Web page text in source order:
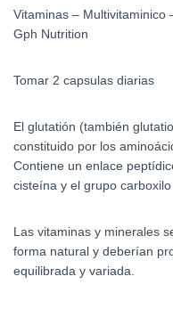
Vitaminas – Multivitaminico
Gph Nutrition
Tomar 2 capsulas diarias
El glutatión (también
constituido por los
Contiene un enlace
cisteína y el grupo
Las vitaminas y minerales
forma natural y deberían
equilibrada y variada.